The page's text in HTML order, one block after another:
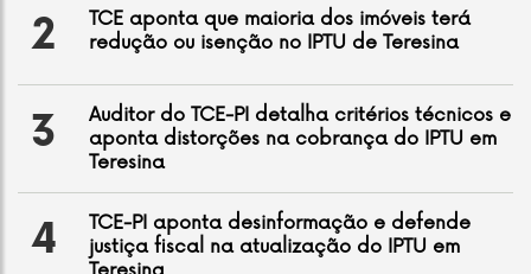
2
TCE aponta que maioria dos imóveis terá
redução ou isenção no IPTU de Teresina
3
Auditor do TCE-PI detalha critérios técnicos e
aponta distorções na cobrança do IPTU em
Teresina
4
TCE-PI aponta desinformação e defende
justiça fiscal na atualização do IPTU em